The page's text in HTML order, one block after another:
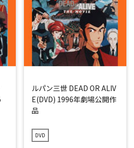
ルパン三世 DEAD OR ALIV
E(DVD) 1996年劇場公開作
品
DVD